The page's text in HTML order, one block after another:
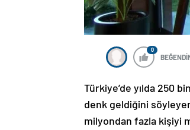
0
Türkiye’de yılda 250
denk geldiğini söyleyen
milyondan fazla kişiyi